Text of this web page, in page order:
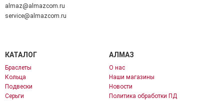
almaz@almazcom.ru
service@almazcom.ru
КАТАЛОГ
Браслеты
Кольца
Подвески
Серьги
АЛМАЗ
О нас
Наши магазины
Новости
Политика обработки ПД